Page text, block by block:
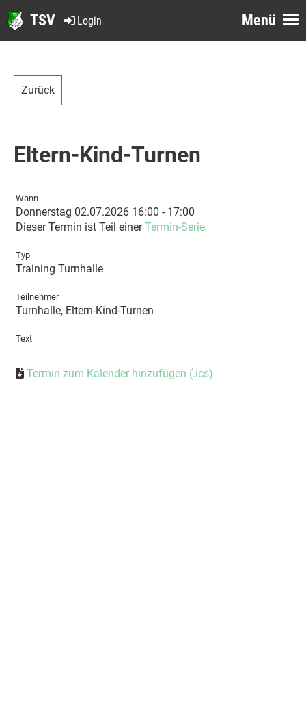
Menü
Login
TSV
Zurück
Eltern-Kind-Turnen
Wann
Donnerstag 02.07.2026 16:00 - 17:00
Dieser Termin ist Teil einerTermin-Serie
Typ
Training Turnhalle
Teilnehmer
Turnhalle, Eltern-Kind-Turnen
Text
Termin zum Kalender hinzufügen (.ics)